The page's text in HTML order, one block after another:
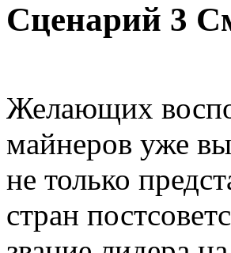
Сценарий 3
Желающих
майнеров уже
не только
стран